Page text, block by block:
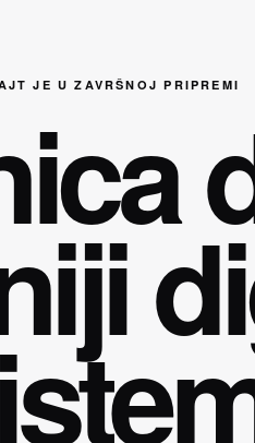
JE U ZAVRŠNOJ PRIPREMI